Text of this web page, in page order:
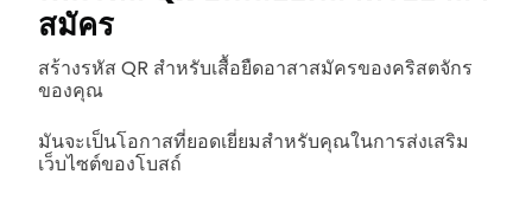
สมัคร
สร้างรหัส QR สำหรับเสื้อยืดอาสาสมัครของคริสตจักร
ของคุณ
มันจะเป็นโอกาสที่ยอดเยี่ยมสำหรับคุณในการส่งเสริม
เว็บไซต์ของโบสถ์